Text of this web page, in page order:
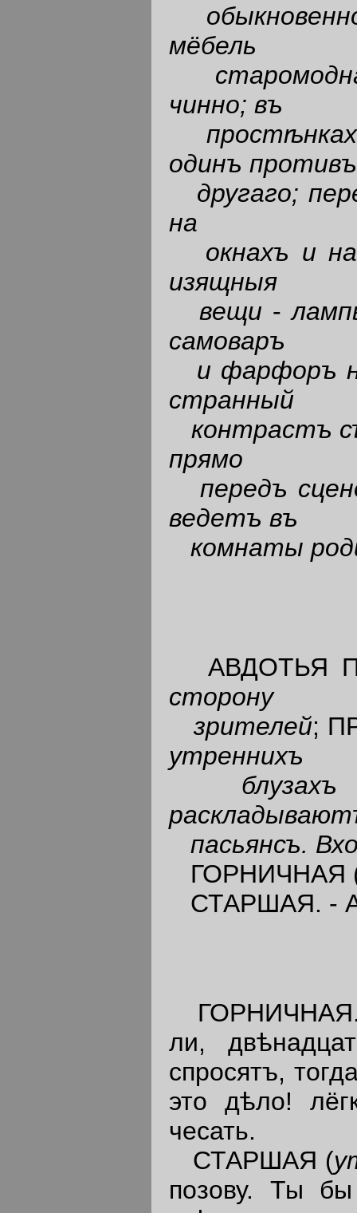
мёбель
чинно; въ
простѣ
одинъ противъ
другаго;
на
окнахъ и
изящныя
вещи -
самоваръ
и фарфоръ
странный
контрастъ
прямо
передъ
ведетъ въ
комнаты
АВДОТЬЯ
сторону
зрителей;
утреннихъ
пасьянсъ.
ГОРНИЧНАЯ
СТАРШАЯ. -
ГОРНИЧНАЯ.
ли,
спросятъ,
это дѣло!
чесать.
СТАРШАЯ (
позову. Ты